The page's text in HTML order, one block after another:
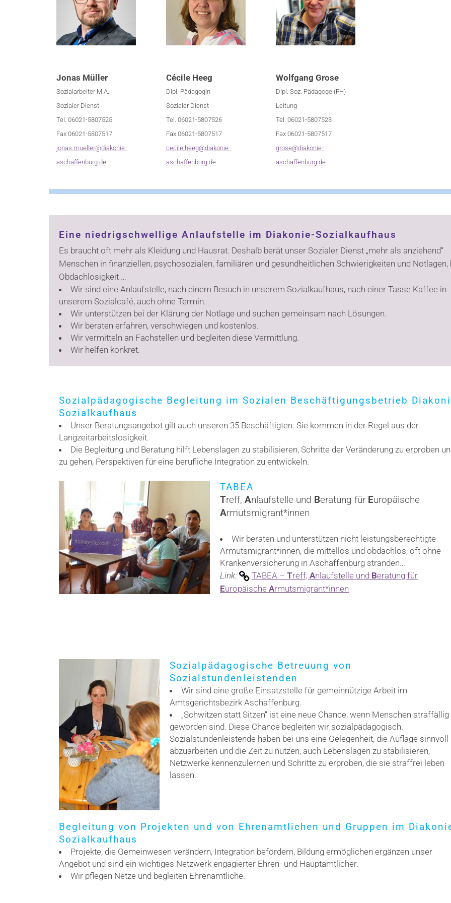
Jonas Müller
Sozialarbeiter M.A.
Sozialer Dienst
Tel. 06021-5807525
Fax 06021-5807517
jonas.mueller@diakonie-
aschaffenburg.de
Cécile Heeg
Dipl. Pädagogin
Sozialer Dienst
Tel. 06021-5807526
Fax 06021-5807517
cecile.heeg@diakonie-
aschaffenburg.de
Wolfgang Grose
Dipl. Soz. Pädagoge (FH)
Leitung
Tel. 06021-5807523
Fax 06021-5807517
grose@diakonie-
aschaffenburg.de
Eine niedrigschwellige Anlaufstelle im Diakonie-Sozialkaufhaus
Es braucht oft mehr als Kleidung und Hausrat. Deshalb berät unser Sozialer Dienst „mehr als anziehend“
Menschen in finanziellen, psychosozialen, familiären und gesundheitlichen Schwierigkeiten und Notlagen,
Obdachlosigkeit …
Wir sind eine Anlaufstelle, nach einem Besuch in unserem Sozialkaufhaus, nach einer Tasse Kaffee in
unserem Sozialcafé, auch ohne Termin.
Wir unterstützen bei der Klärung der Notlage und suchen gemeinsam nach Lösungen.
Wir beraten erfahren, verschwiegen und kostenlos.
Wir vermitteln an Fachstellen und begleiten diese Vermittlung.
Wir helfen konkret.
Sozialpädagogische Begleitung im Sozialen Beschäftigungsbetrieb
Sozialkaufhaus
Unser Beratungsangebot gilt auch unseren 35 Beschäftigten. Sie kommen in der Regel aus der
Langzeitarbeitslosigkeit.
Die Begleitung und Beratung hilft Lebenslagen zu stabilisieren, Schritte der Veränderung zu erproben
zu gehen, Perspektiven für eine berufliche Integration zu entwickeln.
TABEA
Treff, Anlaufstelle und Beratung für Europäische
Armutsmigrant*innen
Wir beraten und unterstützen nicht leistungsberechtigte
Armutsmigrant*innen, die mittellos und obdachlos, oft ohne
Krankenversicherung in Aschaffenburg stranden…
Link:
TABEA – Treff, Anlaufstelle und Beratung für
Europäische Armutsmigrant*innen
Sozialpädagogische Betreuung von
Sozialstundenleistenden
Wir sind eine große Einsatzstelle für gemeinnützige Arbeit im
Amtsgerichtsbezirk Aschaffenburg.
„Schwitzen statt Sitzen“ ist eine neue Chance, wenn Menschen straffällig
geworden sind. Diese Chance begleiten wir sozialpädagogisch.
Sozialstundenleistende haben bei uns eine Gelegenheit, die Auflage sinnvoll
abzuarbeiten und die Zeit zu nutzen, auch Lebenslagen zu stabilisieren,
Netzwerke kennenzulernen und Schritte zu erproben, die sie straffrei leben
lassen.
Begleitung von Projekten und von Ehrenamtlichen und Gruppen im
Sozialkaufhaus
Projekte, die Gemeinwesen verändern, Integration befördern, Bildung ermöglichen ergänzen unser
Angebot und sind ein wichtiges Netzwerk engagierter Ehren- und Hauptamtlicher.
Wir pflegen Netze und begleiten Ehrenamtliche.